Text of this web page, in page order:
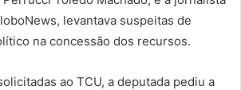
levantava suspeitas de
na concessão dos recursos.
ao TCU, a deputada pediu a